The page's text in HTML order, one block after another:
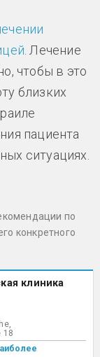
. Лечение
чтобы в это
близких
пациента
ситуациях.
по
конкретного
клиника
18